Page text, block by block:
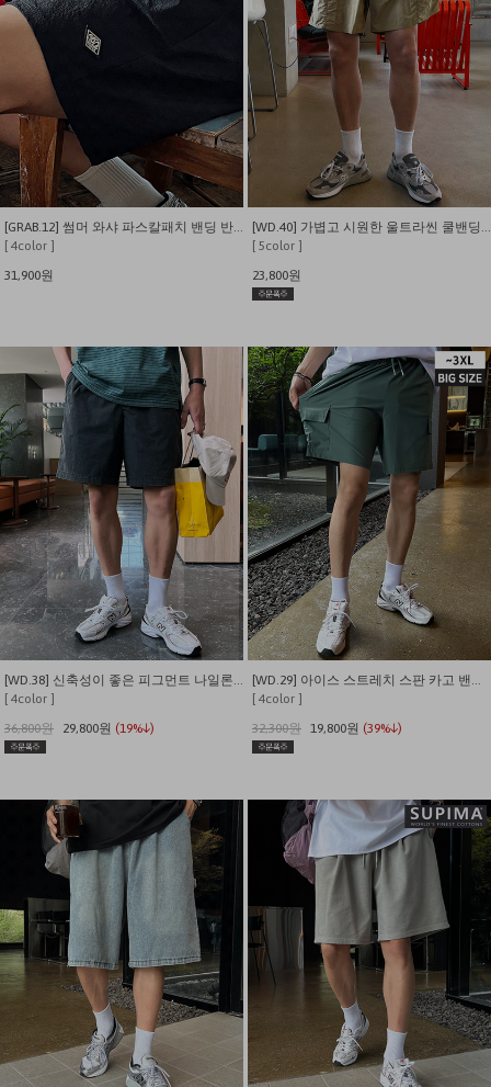
[GRAB.12] 썸머 와샤 파스칼패치 밴딩 반바지
[ 4color ]
31,900원
[WD.40] 가볍고 시원한 울트라씬 쿨밴딩 반바지
[ 5color ]
23,800원
[WD.38] 신축성이 좋은 피그먼트 나일론 밴딩 반바지
[ 4color ]
36,800원
29,800원 (19%↓)
[WD.29] 아이스 스트레치 스판 카고 밴딩 쇼츠
[ 4color ]
32,300원 19,800원 (39%↓)